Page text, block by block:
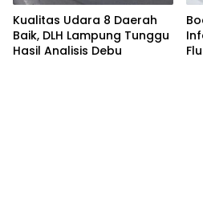
Kualitas Udara 8 Daerah
Baik, DLH Lampung Tunggu
Hasil Analisis Debu